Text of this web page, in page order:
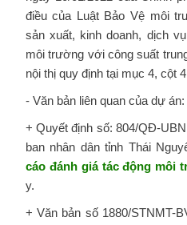
điều của Luật Bảo Vệ môi
sản xuất, kinh doanh, dịch
môi trường với công suất
nội thị quy định tại mục 4, cột
- Văn bản liên quan của dự án:
+ Quyết định số: 804/QĐ-
ban nhân dân tỉnh Thái
cáo đánh giá tác động môi
y.
+ Văn bản số 1880/STNMT-